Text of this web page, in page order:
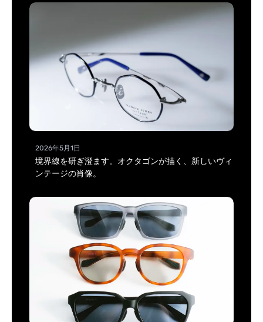
2026年5月1日
境界線を研ぎ澄ます。オクタゴンが描く、新しいヴィ
ンテージの肖像。